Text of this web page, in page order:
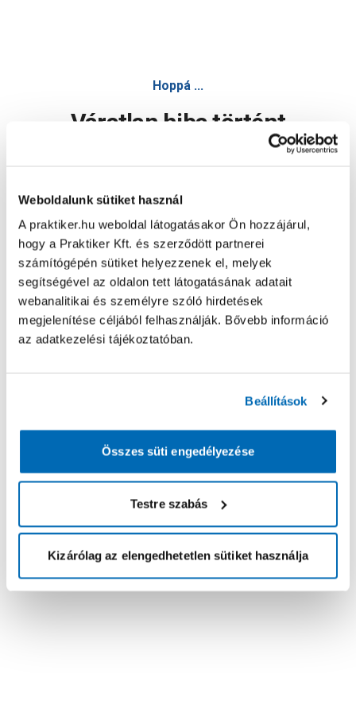
Weboldalunk sütiket használ
A praktiker.hu weboldal látogatásakor Ön hozzájárul,
hogy a Praktiker Kft. és szerződött partnerei
számítógépén sütiket helyezzenek el, melyek
segítségével az oldalon tett látogatásának adatait
webanalitikai és személyre szóló hirdetések
megjelenítése céljából felhasználják. Bővebb információ
az adatkezelési tájékoztatóban.
Beállítások
Összes süti engedélyezése
Testre szabás
Kizárólag az elengedhetetlen sütiket használja
Hoppá ...
Váratlan hiba történt
Oldal újratöltése